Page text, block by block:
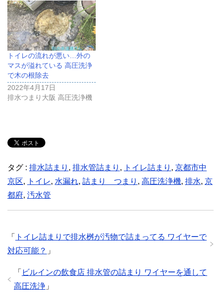
トイレの流れが悪い…外の
マスが溢れている 高圧洗浄
で木の根除去
2022年4月17日
排水つまり大阪 高圧洗浄機
タグ : 排水詰まり , 排水管詰まり , トイレ詰まり , 京都市中
京区, トイレ, 水漏れ, 詰まり つまり , 高圧洗浄機, 排水, 京
都府, 汚水管
「
トイレ詰まりで排水桝が汚物で詰まってる ワイヤーで
対応可能？ 」
「 ビルインの飲食店 排水管の詰まり ワイヤーを通して
高圧洗浄 」